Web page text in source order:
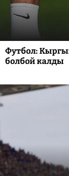
Футбол:
болбой калды